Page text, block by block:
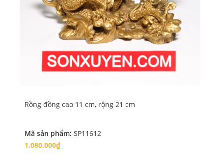
Rồng đồng cao 11 cm, rộng 21 cm
Mã sản phẩm: SP11612
1.080.000₫